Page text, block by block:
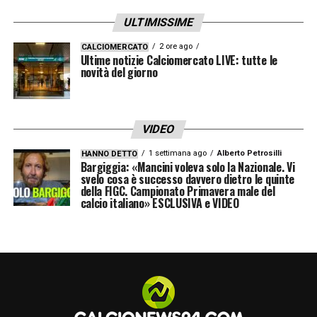
ULTIMISSIME
CALCIOMERCATO 2 ore ago
Ultime notizie Calciomercato LIVE: tutte le
novità del giorno
VIDEO
HANNO DETTO 1 settimana ago Alberto Petrosilli
Bargiggia: «Mancini voleva solo la Nazionale. Vi
svelo cosa è successo davvero dietro le quinte
della FIGC. Campionato Primavera male del
calcio italiano» ESCLUSIVA e VIDEO